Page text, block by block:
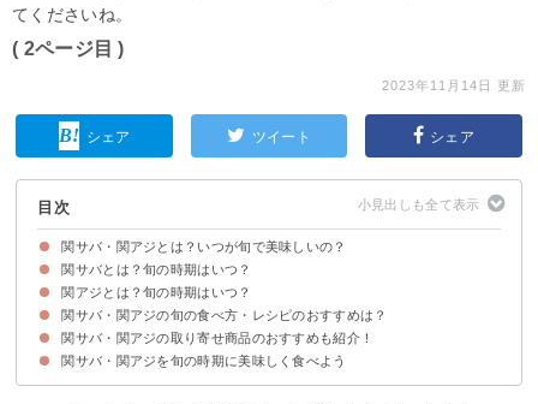
てくださいね。
( 2ページ目 )
2023年11月14日 更新
シェア ツイート シェア
目次
関サバ・関アジとは？いつが旬で美味しいの？
関サバとは？旬の時期はいつ？
関サバの生態や味わいの特徴
関サバの旬の時期・シーズンは10〜翌年3月
関サバの値段
関アジとは？旬の時期はいつ？
関アジの生態や味わいの特徴
関アジの旬の時期・シーズンは3月から10月
関アジの値段
関サバ・関アジの旬の食べ方・レシピのおすすめは？
①関アジの刺身
②関サバの味噌煮
③〆サバ
関サバ・関アジの取り寄せ商品のおすすめも紹介！
関サバ｜大分 関サバ りゅうきゅう 1袋80g×5人前（7,400円）
関アジ｜一本釣り活け締め 関アジ 400g×2尾（7,000円）
関サバ・関アジを旬の時期に美味しく食べよう